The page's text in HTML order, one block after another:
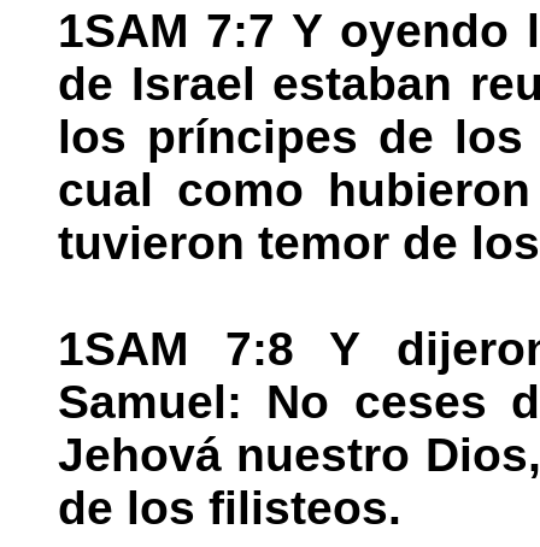
1SAM 7:7 Y
de Israel estaban
los príncipes de
cual como
tuvieron temor de
1SAM 7:8 Y
Samuel: No ceses
Jehová nuestro
de los filisteos.